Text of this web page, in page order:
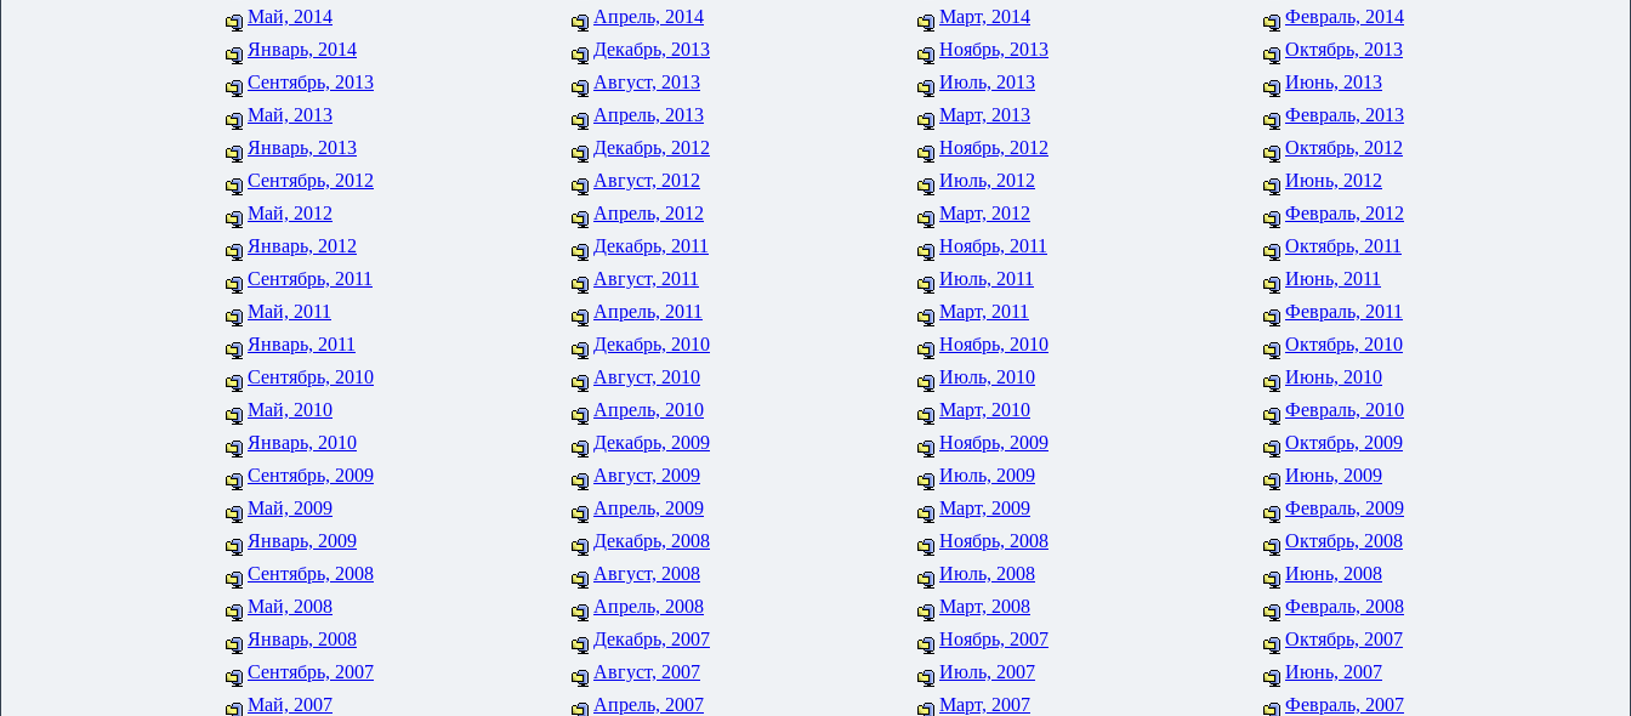
Май, 2014
Апрель, 2014 Март, 2014
Февраль, 2014
Январь, 2014
Декабрь, 2013 Ноябрь, 2013
Октябрь, 2013
Сентябрь, 2013
Август, 2013 Июль, 2013
Июнь, 2013
Май, 2013
Апрель, 2013 Март, 2013
Февраль, 2013
Январь, 2013
Декабрь, 2012 Ноябрь, 2012
Октябрь, 2012
Сентябрь, 2012
Август, 2012 Июль, 2012
Июнь, 2012
Май, 2012
Апрель, 2012 Март, 2012
Февраль, 2012
Январь, 2012
Декабрь, 2011 Ноябрь, 2011
Октябрь, 2011
Сентябрь, 2011
Август, 2011 Июль, 2011
Июнь, 2011
Май, 2011
Апрель, 2011 Март, 2011
Февраль, 2011
Январь, 2011
Декабрь, 2010 Ноябрь, 2010
Октябрь, 2010
Сентябрь, 2010
Август, 2010 Июль, 2010
Июнь, 2010
Май, 2010
Апрель, 2010 Март, 2010
Февраль, 2010
Январь, 2010
Декабрь, 2009 Ноябрь, 2009
Октябрь, 2009
Сентябрь, 2009
Август, 2009 Июль, 2009
Июнь, 2009
Май, 2009
Апрель, 2009 Март, 2009
Февраль, 2009
Январь, 2009
Декабрь, 2008 Ноябрь, 2008
Октябрь, 2008
Сентябрь, 2008
Август, 2008 Июль, 2008
Июнь, 2008
Май, 2008
Апрель, 2008 Март, 2008
Февраль, 2008
Январь, 2008
Декабрь, 2007 Ноябрь, 2007
Октябрь, 2007
Сентябрь, 2007
Август, 2007 Июль, 2007
Июнь, 2007
Май, 2007
Апрель, 2007 Март, 2007
Февраль, 2007